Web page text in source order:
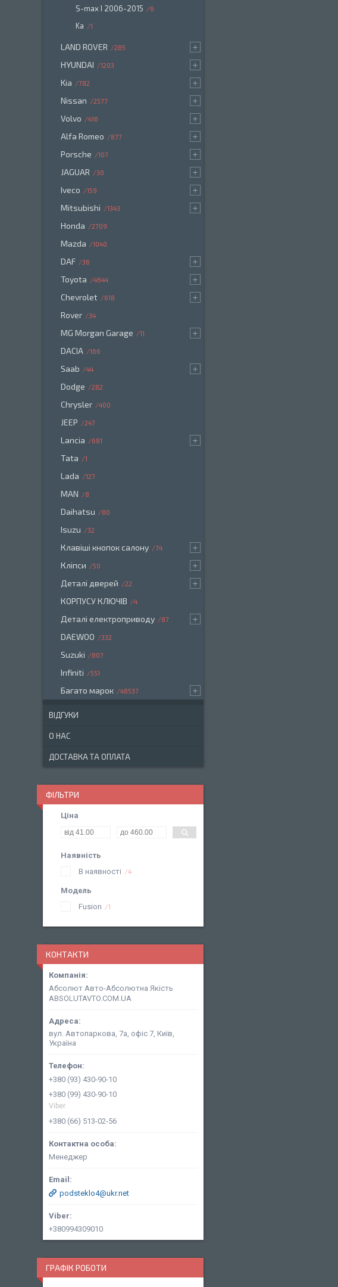
S-max I 2006-2015 6
Ka 1
LAND ROVER 285
HYUNDAI 1203
Kia 782
Nissan 2577
Volvo 416
Alfa Romeo 877
Porsche 107
JAGUAR 30
Iveco 159
Mitsubishi 1343
Honda 2709
Mazda 1040
DAF 36
Toyota 4644
Chevrolet 618
Rover 34
MG Morgan Garage 11
DACIA 166
Saab 44
Dodge 282
Chrysler 400
JEEP 247
Lancia 681
Tata 1
Lada 127
MAN 8
Daihatsu 80
Isuzu 32
Клавіші кнопок салону 74
Кліпси 50
Деталі дверей 22
КОРПУСУ КЛЮЧІВ 4
Деталі електроприводу 87
DAEWOO 332
Suzuki 807
Infiniti 551
Багато марок 48537
ВІДГУКИ
О НАС
ДОСТАВКА ТА ОПЛАТА
ФІЛЬТРИ
Ціна
Наявність
В наявності
4
Модель
Fusion
1
КОНТАКТИ
Абсолют Авто-Абсолютна Якість
ABSOLUTAVTO.COM.UA
вул. Автопаркова, 7а, офіс 7, Київ,
Україна
+380 (93) 430-90-10
+380 (99) 430-90-10
Viber
+380 (66) 513-02-56
Менеджер
podsteklo4@ukr.net
+380994309010
ГРАФІК РОБОТИ